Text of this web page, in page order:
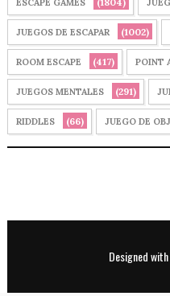
ESCAPE GAMES
JUEGOS DE ESCAPAR (1002)
ROOM ESCAPE (417) POINT
JUEGOS MENTALES (291)
RIDDLES (66) JUEGO DE
Designed